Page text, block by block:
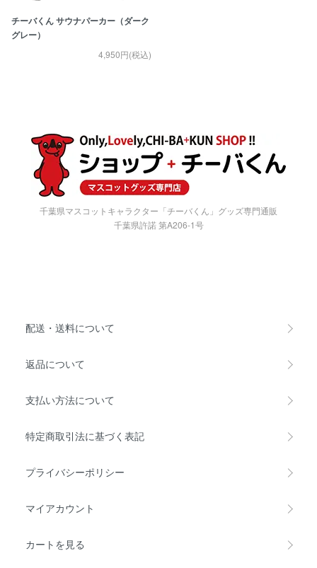
チーバくん サウナパーカー（ダーク
グレー）
4,950円(税込)
千葉県マスコットキャラクター「チーバくん」グッズ専門通販
千葉県許諾 第A206-1号
配送・送料について
返品について
支払い方法について
特定商取引法に基づく表記
プライバシーポリシー
マイアカウント
カートを見る